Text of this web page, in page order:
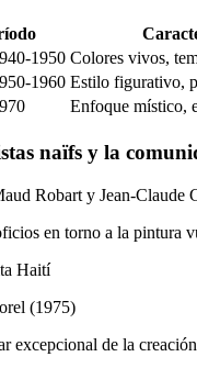
1950 Colores vivos,
1960 Estilo figurativo,
Enfoque místico,
naïfs y la
Robart y Jean-Claude
en torno a la
Haití
(1975)
excepcional de la